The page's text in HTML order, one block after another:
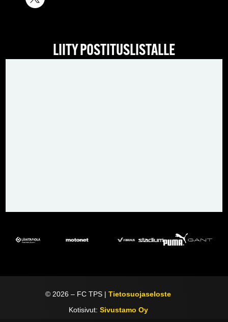
LIITY POSTITUSLISTALLE
©2026 – FC TPS |Tietosuojaseloste
Kotisivut: Sivustamo Oy